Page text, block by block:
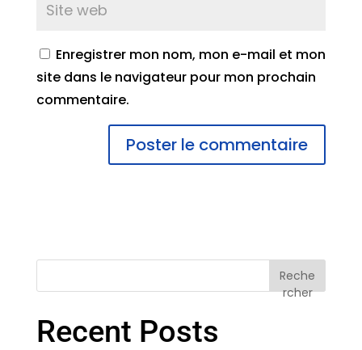
Enregistrer mon nom, mon e-mail et mon
site dans le navigateur pour mon prochain
commentaire.
Reche
rcher
Recent Posts